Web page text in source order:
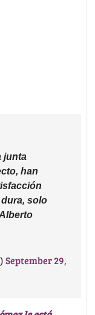
junta
han
solo
September 29,